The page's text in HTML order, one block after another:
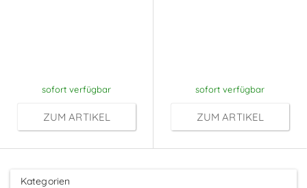
sofort verfügbar
ZUM ARTIKEL
sofort verfügbar
ZUM ARTIKEL
Kategorien